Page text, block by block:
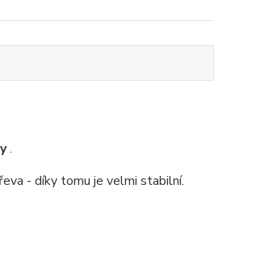
.
- díky tomu je velmi stabilní.